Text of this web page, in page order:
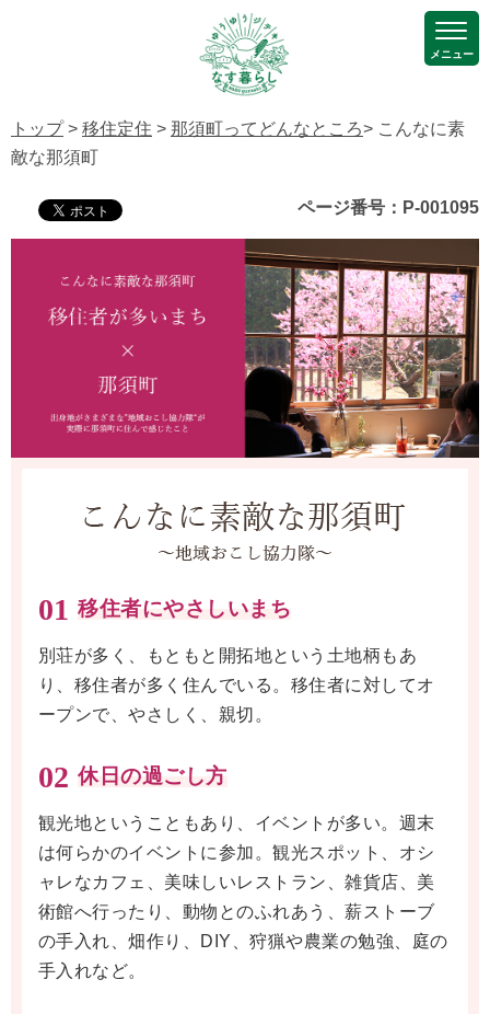
メニュー
トップ> 移住定住 > 那須町ってどんなところ> こんなに素
敵な那須町
ページ番号：P-001095
01移住者にやさしいまち
別荘が多く、もともと開拓地という土地柄もあ
り、移住者が多く住んでいる。移住者に対してオ
ープンで、やさしく、親切。
02休日の過ごし方
観光地ということもあり、イベントが多い。週末
は何らかのイベントに参加。観光スポット、オシ
ャレなカフェ、美味しいレストラン、雑貨店、美
術館へ行ったり、動物とのふれあう、薪ストーブ
の手入れ、畑作り、DIY、狩猟や農業の勉強、庭の
手入れなど。